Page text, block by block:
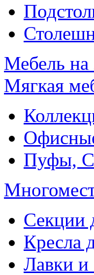
Мебель на
Мягкая
Пуфы,
Секции
Кресла
Лавки и